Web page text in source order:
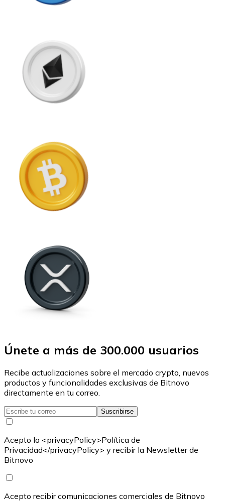
Únete a más de 300.000 usuarios
Recibe actualizaciones sobre el mercado crypto, nuevos
productos y funcionalidades exclusivas de Bitnovo
directamente en tu correo.
Suscribirse
Acepto la <privacyPolicy>Política de
Privacidad</privacyPolicy> y recibir la Newsletter de
Bitnovo
Acepto recibir comunicaciones comerciales de Bitnovo